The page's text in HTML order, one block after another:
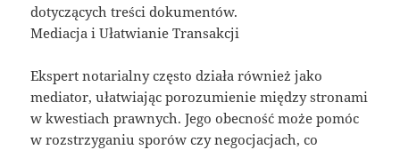
dotyczących treści dokumentów.
Mediacja i Ułatwianie Transakcji
Ekspert notarialny często działa również jako
mediator, ułatwiając porozumienie między stronami
w kwestiach prawnych. Jego obecność może pomóc
w rozstrzyganiu sporów czy negocjacjach, co